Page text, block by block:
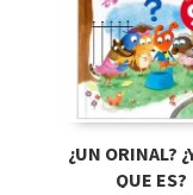
¿UN ORINAL?
QUE ES?